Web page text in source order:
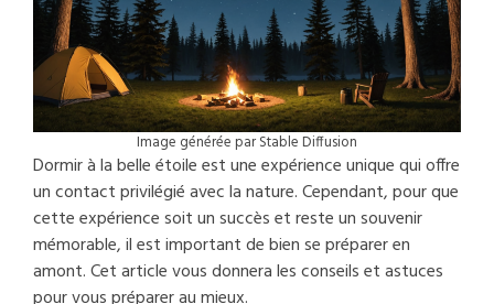
Image générée par Stable Diffusion
Dormir à la belle étoile est une expérience unique qui offre
un contact privilégié avec la nature. Cependant, pour que
cette expérience soit un succès et reste un souvenir
mémorable, il est important de bien se préparer en
amont. Cet article vous donnera les conseils et astuces